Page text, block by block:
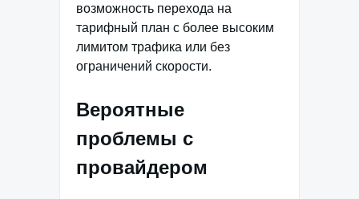
возможность перехода на
тарифный план с более высоким
лимитом трафика или без
ограничений скорости.
Вероятные
проблемы с
провайдером